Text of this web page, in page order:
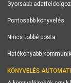
Gyorsabb
Pontosabb könyvelés
Nincs többé posta
Hatékonyabb
KÖNYVELÉS